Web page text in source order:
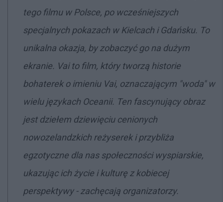
tego filmu w Polsce, po wcześniejszych
specjalnych pokazach w Kielcach i Gdańsku. To
unikalna okazja, by zobaczyć go na dużym
ekranie. Vai to film, który tworzą historie
bohaterek o imieniu Vai, oznaczającym "woda" w
wielu językach Oceanii. Ten fascynujący obraz
jest dziełem dziewięciu cenionych
nowozelandzkich reżyserek i przybliża
egzotyczne dla nas społeczności wyspiarskie,
ukazując ich życie i kulturę z kobiecej
perspektywy - zachęcają organizatorzy.